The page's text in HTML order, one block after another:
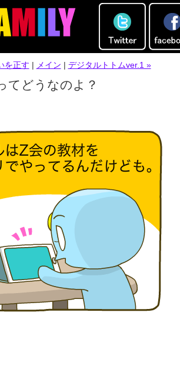
を正す | メイン | デジタルトトムver.1 »
てどうなのよ？